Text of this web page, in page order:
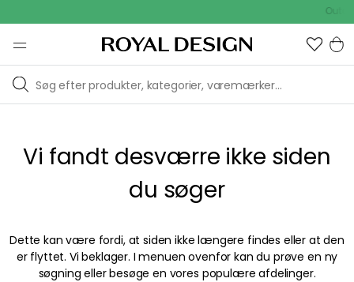
Vi fandt desværre ikke siden
du søger
Dette kan være fordi, at siden ikke længere findes eller at den
er flyttet. Vi beklager. I menuen ovenfor kan du prøve en ny
søgning eller besøge en vores populære afdelinger.